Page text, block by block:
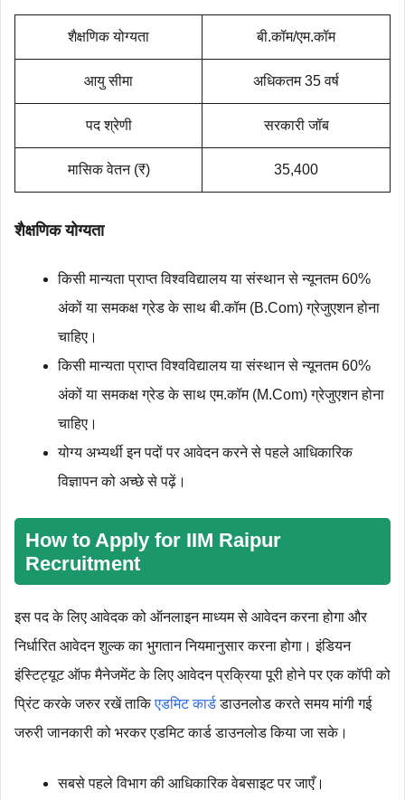
शैक्षणिक योग्‍यता बी.कॉम/एम.कॉम
आयु सीमा अधिकतम 35 वर्ष
पद श्रेणी सरकारी जॉब
मासिक वेतन (₹) 35,400
शैक्षणिक योग्‍यता
किसी मान्यता प्राप्त विश्वविद्यालय या संस्थान से न्यूनतम 60%
अंकों या समकक्ष ग्रेड के साथ बी.कॉम (B.Com) ग्रेजुएशन होना
चाहिए।
किसी मान्यता प्राप्त विश्वविद्यालय या संस्थान से न्यूनतम 60%
अंकों या समकक्ष ग्रेड के साथ एम.कॉम (M.Com) ग्रेजुएशन होना
चाहिए।
योग्य अभ्यर्थी इन पदों पर आवेदन करने से पहले आधिकारिक
विज्ञापन को अच्छे से पढ़ें।
How to Apply for IIM Raipur
Recruitment
इस पद के लिए आवेदक को ऑनलाइन माध्‍यम से आवेदन करना होगा और
निर्धारित आवेदन शुल्‍क का भुगतान नियमानुसार करना होगा। इंडियन
इंस्टिट्यूट ऑफ मैनेजमेंट के लिए आवेदन प्रक्रिया पूरी होने पर एक कॉपी को
प्रिंट करके जरुर रखें ताकिएडमिट कार्डडाउनलोड करते समय मांगी गई
जरुरी जानकारी को भरकर एडमिट कार्ड डाउनलोड किया जा सके।
सबसे पहले विभाग की आधिकारिक वेबसाइट पर जाएँ।